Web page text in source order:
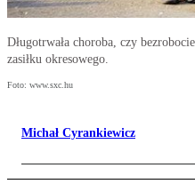
Długotrwała choroba, czy
zasiłku okresowego.
Foto: www.sxc.hu
Michał Cyrankiewicz